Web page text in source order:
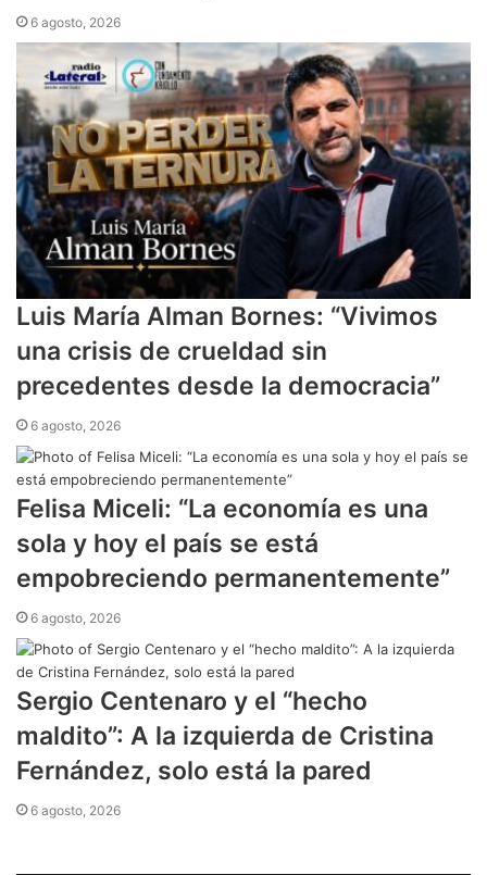
6 agosto, 2026
Luis María Alman Bornes: “Vivimos
una crisis de crueldad sin
precedentes desde la democracia”
6 agosto, 2026
Felisa Miceli: “La economía es una
sola y hoy el país se está
empobreciendo permanentemente”
6 agosto, 2026
Sergio Centenaro y el “hecho
maldito”: A la izquierda de Cristina
Fernández, solo está la pared
6 agosto, 2026